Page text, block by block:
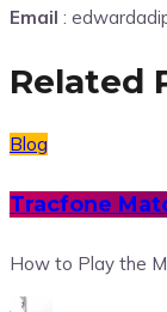
Email :
Related
Blog
Tracfone
How to Play the